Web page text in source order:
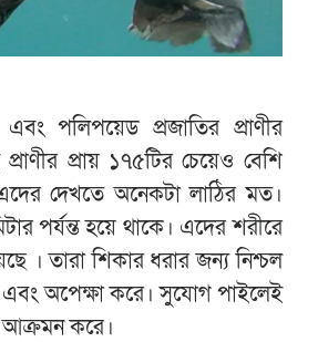
পলিপয়েড প্রজাতির প্রাণীর
প্রায় ১৭৫টির চেয়েও বেশি
দেখতে অনেকটা লাঠির মত।
পর্যন্ত হয়ে থাকে। এদের শরীরে
। তারা শিকার ধরার জন্য নিশ্চল
অপেক্ষা করে। সুযোগ পাইলেই
করে।